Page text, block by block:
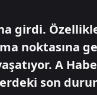
için
Ala:
girdi.
noktasına
A
son